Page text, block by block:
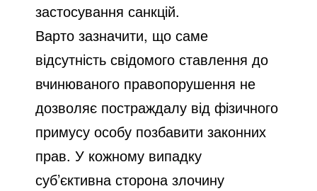
застосування санкцій.
Варто зазначити, що саме
відсутність свідомого ставлення до
вчинюваного правопорушення не
дозволяє постраждалу від фізичного
примусу особу позбавити законних
прав. У кожному випадку
суб’єктивна сторона злочину